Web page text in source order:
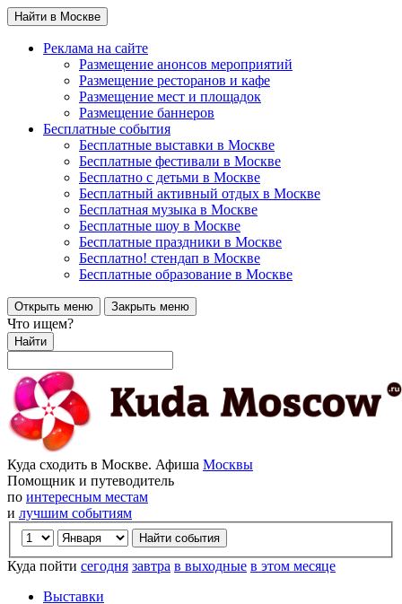
Найти в Москве
Реклама на сайте
Размещение анонсов мероприятий
Размещение ресторанов и кафе
Размещение мест и площадок
Размещение баннеров
Бесплатные события
Бесплатные выставки в Москве
Бесплатные фестивали в Москве
Бесплатно с детьми в Москве
Бесплатный активный отдых в Москве
Бесплатная музыка в Москве
Бесплатные шоу в Москве
Бесплатные праздники в Москве
Бесплатно! стендап в Москве
Бесплатные образование в Москве
Открыть меню Закрыть меню
Что ищем?
Найти
Куда сходить в Москве. Афиша Москвы
Помощник и путеводитель
по интересным местам
и лучшим событиям
Куда пойти сегодня завтра в выходные в этом месяце
Выставки